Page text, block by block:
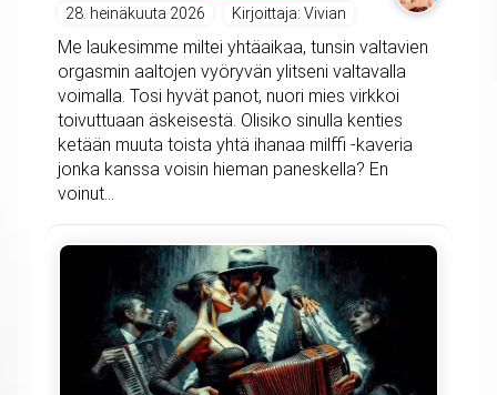
28. heinäkuuta 2026 Kirjoittaja: Vivian
Me laukesimme miltei yhtäaikaa, tunsin valtavien
orgasmin aaltojen vyöryvän ylitseni valtavalla
voimalla. Tosi hyvät panot, nuori mies virkkoi
toivuttuaan äskeisestä. Olisiko sinulla kenties
ketään muuta toista yhtä ihanaa milffi -kaveria
jonka kanssa voisin hieman paneskella? En
voinut...